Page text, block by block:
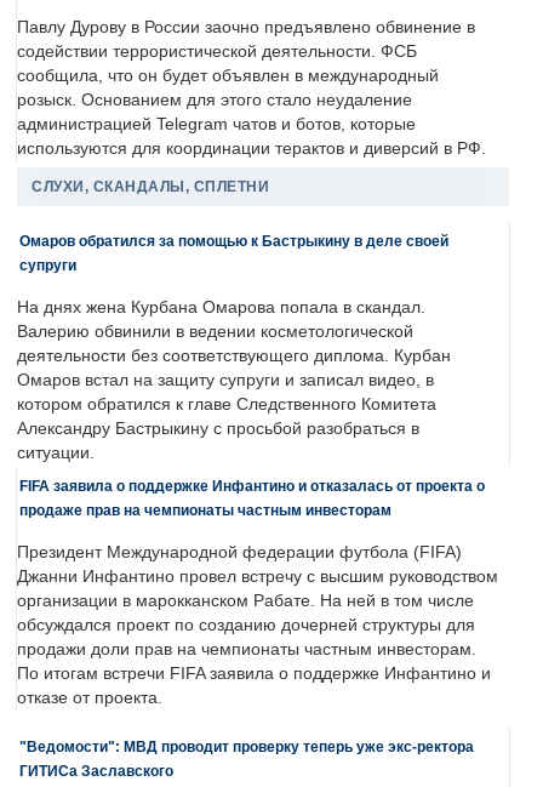
Павлу Дурову в России заочно предъявлено обвинение в
содействии террористической деятельности. ФСБ
сообщила, что он будет объявлен в международный
розыск. Основанием для этого стало неудаление
администрацией Telegram чатов и ботов, которые
используются для координации терактов и диверсий в РФ.
СЛУХИ, СКАНДАЛЫ, СПЛЕТНИ
Омаров обратился за помощью к Бастрыкину в деле своей
супруги
На днях жена Курбана Омарова попала в скандал.
Валерию обвинили в ведении косметологической
деятельности без соответствующего диплома. Курбан
Омаров встал на защиту супруги и записал видео, в
котором обратился к главе Следственного Комитета
Александру Бастрыкину с просьбой разобраться в
ситуации.
FIFA заявила о поддержке Инфантино и отказалась от проекта о
продаже прав на чемпионаты частным инвесторам
Президент Международной федерации футбола (FIFA)
Джанни Инфантино провел встречу с высшим руководством
организации в марокканском Рабате. На ней в том числе
обсуждался проект по созданию дочерней структуры для
продажи доли прав на чемпионаты частным инвесторам.
По итогам встречи FIFA заявила о поддержке Инфантино и
отказе от проекта.
"Ведомости": МВД проводит проверку теперь уже экс-ректора
ГИТИСа Заславского